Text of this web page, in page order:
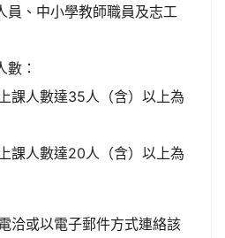
員、中小學教師職員及志工
：
課人數達35人（含）以上為
課人數達20人（含）以上為
洽或以電子郵件方式連絡該